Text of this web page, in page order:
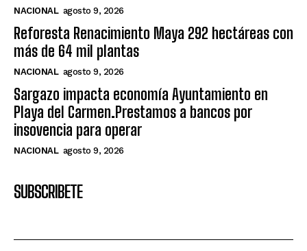
NACIONAL agosto 9, 2026
Reforesta Renacimiento Maya 292 hectáreas con
más de 64 mil plantas
NACIONAL agosto 9, 2026
Sargazo impacta economía Ayuntamiento en
Playa del Carmen.Prestamos a bancos por
insovencia para operar
NACIONAL agosto 9, 2026
SUBSCRIBETE